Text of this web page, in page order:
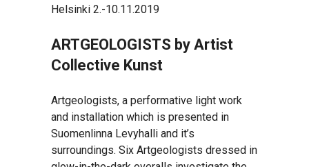
Helsinki 2.-10.11.2019
ARTGEOLOGISTS by Artist
Collective Kunst
Artgeologists, a performative light work
and installation which is presented in
Suomenlinna Levyhalli and it’s
surroundings. Six Artgeologists dressed in